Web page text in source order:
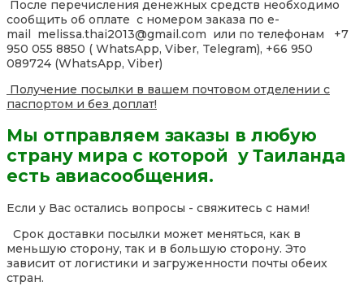
После перечисления денежных средств необходимо
сообщить об оплате с номером заказа по e-
mail melissa.thai2013@gmail.com или по телефонам +7
950 055 8850 ( WhatsApp, Viber, Telegram), +66 950
089724 (WhatsApp, Viber)
Получение посылки в вашем почтовом отделении с
паспортом и без доплат!
Мы отправляем заказы в любую
страну мира с которой у Таиланда
есть авиасообщения.
Если у Вас остались вопросы - свяжитесь с нами!
Срок доставки посылки может меняться, как в
меньшую сторону, так и в большую сторону. Это
зависит от логистики и загруженности почты обеих
стран.